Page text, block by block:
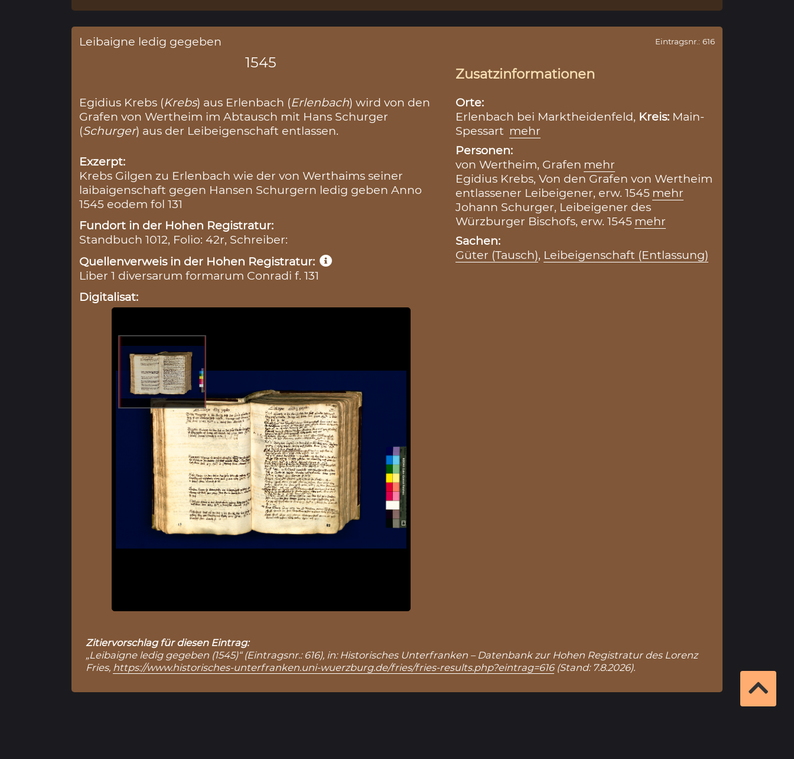
Leibaigne ledig gegeben
1545
Egidius Krebs (Krebs) aus Erlenbach (Erlenbach) wird von den
Grafen von Wertheim im Abtausch mit Hans Schurger
(Schurger) aus der Leibeigenschaft entlassen.
Exzerpt:
Krebs Gilgen zu Erlenbach wie der von Werthaims seiner
laibaigenschaft gegen Hansen Schurgern ledig geben Anno
1545 eodem fol 131
Fundort in der Hohen Registratur:
Standbuch 1012, Folio: 42r, Schreiber:
Quellenverweis in der Hohen Registratur:
Liber 1 diversarum formarum Conradi f. 131
Digitalisat:
Eintragsnr.: 616
Zusatzinformationen
Orte:
Erlenbach bei Marktheidenfeld, Kreis: Main-
Spessart mehr
Personen:
von Wertheim, Grafen mehr
Egidius Krebs, Von den Grafen von Wertheim
entlassener Leibeigener, erw. 1545 mehr
Johann Schurger, Leibeigener des
Würzburger Bischofs, erw. 1545 mehr
Sachen:
Güter (Tausch), Leibeigenschaft (Entlassung)
Zitiervorschlag für diesen Eintrag:
„Leibaigne ledig gegeben (1545)“ (Eintragsnr.: 616), in: Historisches Unterfranken – Datenbank zur Hohen Registratur des Lorenz
Fries, https://www.historisches-unterfranken.uni-wuerzburg.de/fries/fries-results.php?eintrag=616(Stand: 7.8.2026).